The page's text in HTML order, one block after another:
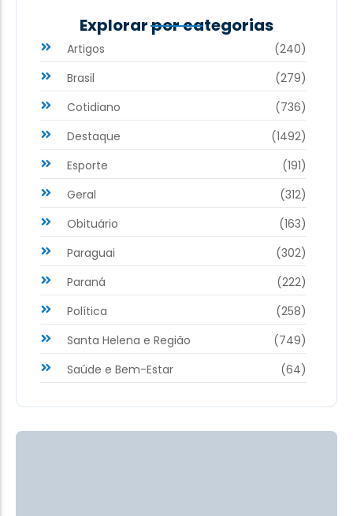
Explorar por categorias
Artigos
(240)
Brasil
(279)
Cotidiano
(736)
Destaque
(1492)
Esporte
(191)
Geral
(312)
Obituário
(163)
Paraguai
(302)
Paraná
(222)
Política
(258)
Santa Helena e Região
(749)
Saúde e Bem-Estar
(64)